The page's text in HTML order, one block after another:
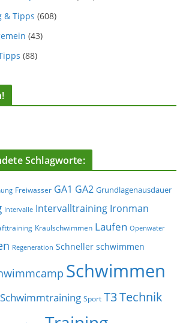
& Tipps (608)
(43)
(88)
Schlagworte:
Freiwasser GA1 GA2 Grundlagenausdauer
Intervalle Intervalltraining Ironman
Kraulschwimmen Laufen Openwater
Regeneration Schneller schwimmen
Schwimmen
Schwimmtraining Sport T3Technik